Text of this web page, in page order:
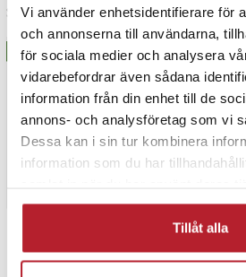
Vi använder enhetsidentifierare för
och annonserna till användarna,
för sociala medier och analysera
vidarebefordrar även sådana
information från din enhet till de
annons- och analysföretag som vi
Dessa kan i sin tur kombinera
information som du har
Tillåt alla
Senast besökta
BÄSTSÄLJARE